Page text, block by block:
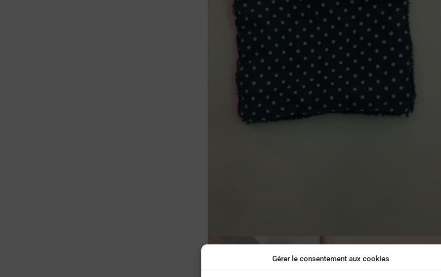
Gérer le consentement aux cookies